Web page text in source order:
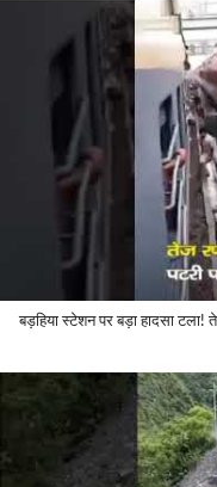
बड़हिया स्टेशन पर बड़ा हादसा